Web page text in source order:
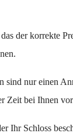
der korrekte
sind nur einen
Zeit bei Ihnen
Ihr Schloss